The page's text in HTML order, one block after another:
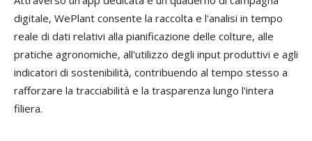
digitale, WePlant consente la raccolta e l'analisi in tempo
reale di dati relativi alla pianificazione delle colture, alle
pratiche agronomiche, all'utilizzo degli input produttivi e agli
indicatori di sostenibilità, contribuendo al tempo stesso a
rafforzare la tracciabilità e la trasparenza lungo l'intera
filiera.